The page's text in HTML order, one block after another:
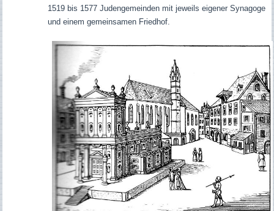
1519 bis 1577 Judengemeinden mit jeweils eigener Synagoge
und einem gemeinsamen Friedhof.